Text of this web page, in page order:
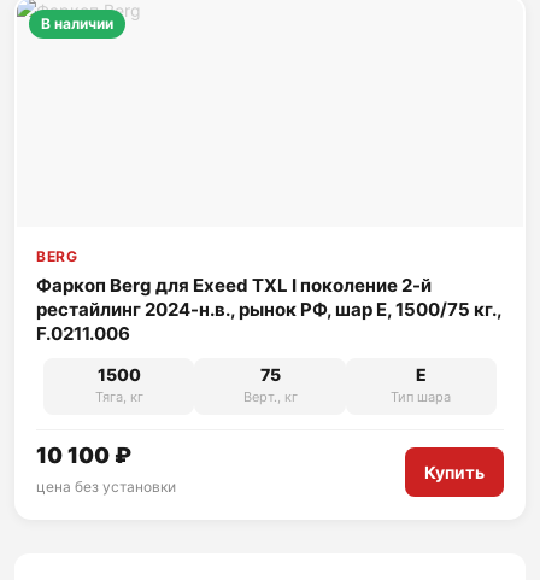
В наличии
BERG
Фаркоп Berg для Exeed TXL I поколение 2-й
рестайлинг 2024-н.в., рынок РФ, шар E, 1500/75 кг.,
F.0211.006
1500
Тяга, кг
75
Верт., кг
E
Тип шара
10 100 ₽
цена без установки
Купить